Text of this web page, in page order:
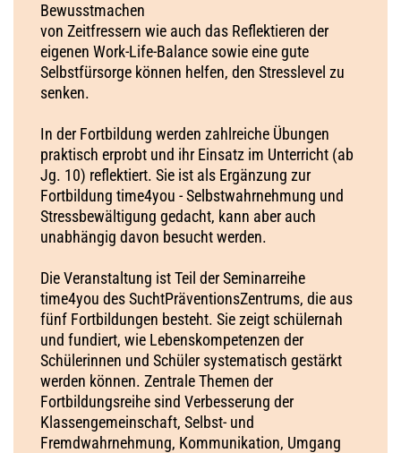
Bewusstmachen
von Zeitfressern wie auch das Reflektieren der
eigenen Work-Life-Balance sowie eine gute
Selbstfürsorge können helfen, den Stresslevel zu
senken.
In der Fortbildung werden zahlreiche Übungen
praktisch erprobt und ihr Einsatz im Unterricht (ab
Jg. 10) reflektiert. Sie ist als Ergänzung zur
Fortbildung time4you - Selbstwahrnehmung und
Stressbewältigung gedacht, kann aber auch
unabhängig davon besucht werden.
Die Veranstaltung ist Teil der Seminarreihe
time4you des SuchtPräventionsZentrums, die aus
fünf Fortbildungen besteht. Sie zeigt schülernah
und fundiert, wie Lebenskompetenzen der
Schülerinnen und Schüler systematisch gestärkt
werden können. Zentrale Themen der
Fortbildungsreihe sind Verbesserung der
Klassengemeinschaft, Selbst- und
Fremdwahrnehmung, Kommunikation, Umgang